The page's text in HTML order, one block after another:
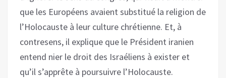
que les Européens avaient substitué la religion de
l’Holocauste à leur culture chrétienne. Et, à
contresens, il explique que le Président iranien
entend nier le droit des Israéliens à exister et
qu’il s’apprête à poursuivre l’Holocauste.